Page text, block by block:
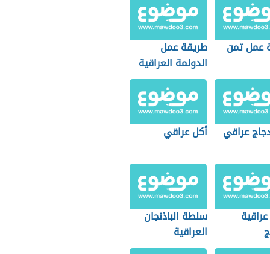
عمل تمن
طريقة عمل
الدولمة العراقية
عراقي أكل عراقي
سلطة الباذنجان
العراقية